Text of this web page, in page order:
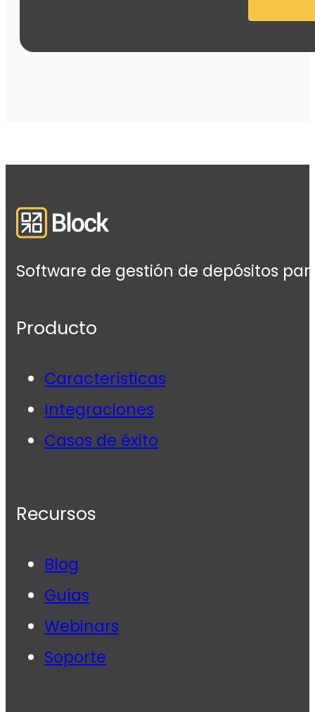
Software de gestión de depósitos
Producto
Características
Integraciones
Casos de éxito
Recursos
Blog
Guías
Webinars
Soporte